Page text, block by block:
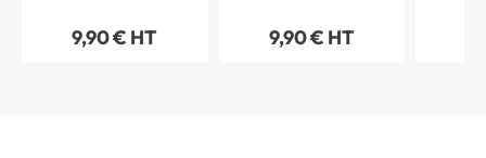
9,90 € HT 9,90 € HT